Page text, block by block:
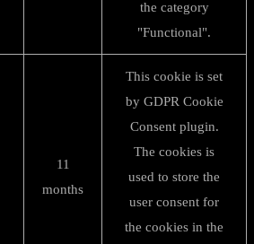
the category
"Functional".
11
months
This cookie is set
by GDPR Cookie
Consent plugin.
The cookies is
used to store the
user consent for
the cookies in the